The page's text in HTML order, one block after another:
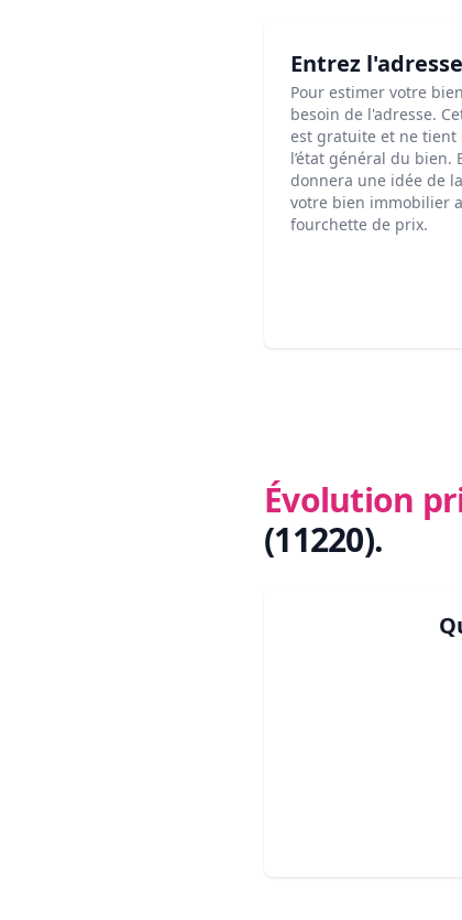
Entrez
Pour estimer votre
besoin de l'adresse.
est gratuite et ne tient
l’état général du bien.
donnera une idée de
votre bien immobilier
fourchette de prix.
Évolution
(11220).